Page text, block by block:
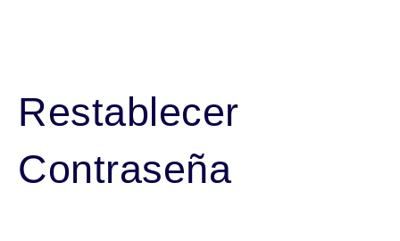
Restablecer
Contraseña